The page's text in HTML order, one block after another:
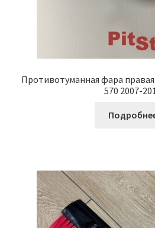
Противотуманная фара правая
570 2007-